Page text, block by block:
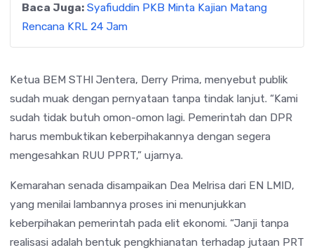
Baca Juga: Syafiuddin PKB Minta Kajian Matang
Rencana KRL 24 Jam
Ketua BEM STHI Jentera, Derry Prima, menyebut publik
sudah muak dengan pernyataan tanpa tindak lanjut. “Kami
sudah tidak butuh omon-omon lagi. Pemerintah dan DPR
harus membuktikan keberpihakannya dengan segera
mengesahkan RUU PPRT,” ujarnya.
Kemarahan senada disampaikan Dea Melrisa dari EN LMID,
yang menilai lambannya proses ini menunjukkan
keberpihakan pemerintah pada elit ekonomi. “Janji tanpa
realisasi adalah bentuk pengkhianatan terhadap jutaan PRT